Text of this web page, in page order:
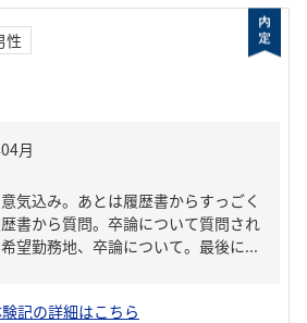
性
気込み。あとは履歴書からすっごく
書から質問。卒論について質問され
望勤務地、卒論について。最後に...
記の詳細はこちら